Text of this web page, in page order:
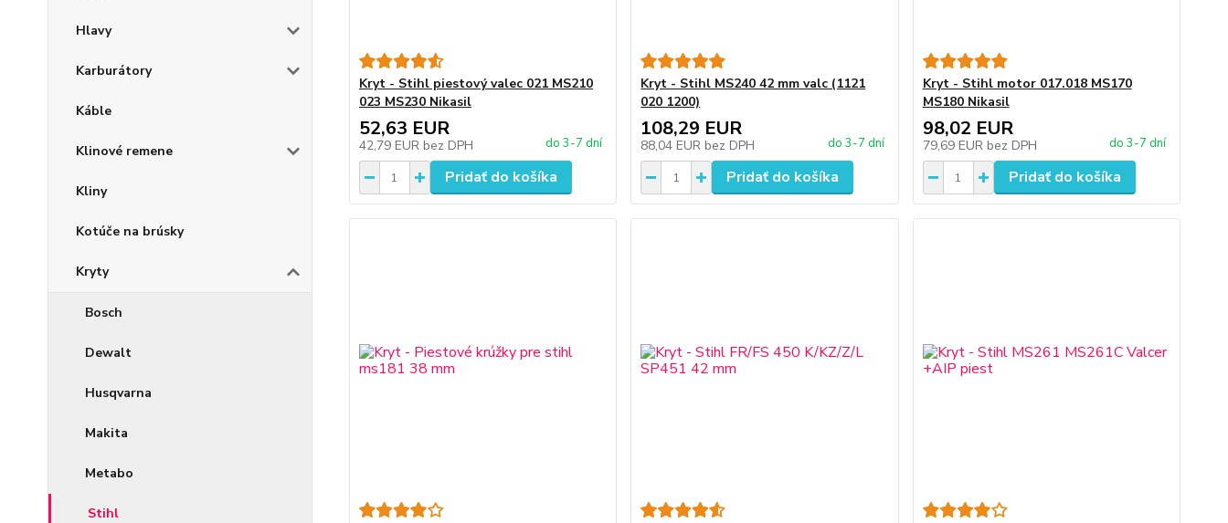
Hlavy
Karburátory
Káble
Klinové remene
Kliny
Kotúče na brúsky
Kryty
Bosch
Dewalt
Husqvarna
Makita
Metabo
Stihl
Kryt - Stihl piestový valec 021 MS210
023 MS230 Nikasil
52,63 EUR
42,79 EUR bez DPH do 3-7 dní
Pridať do košíka
Kryt - Stihl MS240 42 mm valc (1121
020 1200)
108,29 EUR
88,04 EUR bez DPH do 3-7 dní
Pridať do košíka
Kryt - Stihl motor 017.018 MS170
MS180 Nikasil
98,02 EUR
79,69 EUR bez DPH do 3-7 dní
Pridať do košíka